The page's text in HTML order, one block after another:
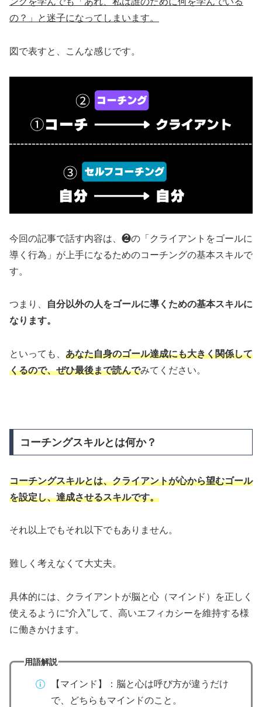
の？」と迷子になってしまいます。
図で表すと、こんな感じです。
今回の記事で話す内容は、❷の「クライアントをゴールに
導く行為」が上手になるためのコーチングの基本スキルで
す。
つまり、
自分以外の人をゴールに導くための基本スキルに
なります。
といっても、 あなた自身のゴール達成にも大きく関係して
くるので、ぜひ最後まで読んでみてください。
コーチングスキルとは何か？
コーチングスキルとは、クライアントが心から望むゴール
を設定し、達成させるスキルです。
それ以上でもそれ以下でもありません。
難しく考えなくて大丈夫。
具体的には、クライアントが脳と心（マインド）を正しく
使えるように“介入”して、高いエフィカシーを維持する様
に働きかけます。
用語解説
【マインド】：脳と心は呼び方が違うだけ
で、どちらもマインドのこと。